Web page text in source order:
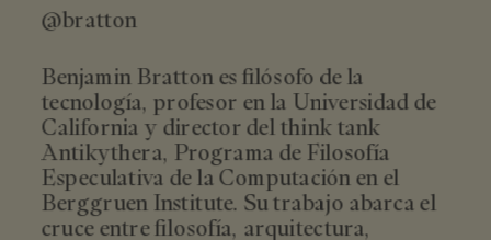
@bratton
Benjamin Bratton es filósofo de la
tecnología, profesor en la Universidad de
California y director del think tank
Antikythera, Programa de Filosofía
Especulativa de la Computación en el
Berggruen Institute. Su trabajo abarca el
cruce entre filosofía, arquitectura,